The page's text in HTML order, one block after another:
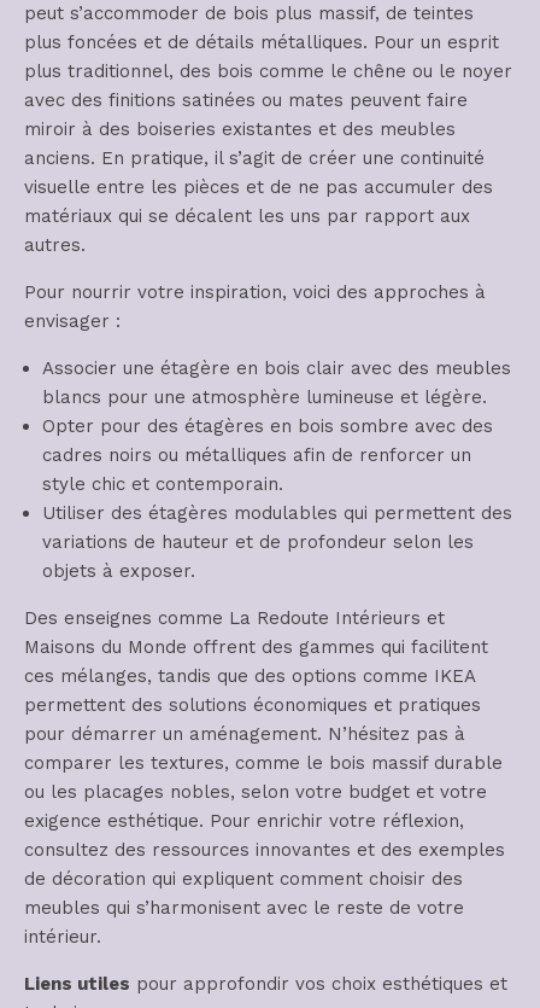
peut s’accommoder de bois plus massif, de teintes
plus foncées et de détails métalliques. Pour un esprit
plus traditionnel, des bois comme le chêne ou le noyer
avec des finitions satinées ou mates peuvent faire
miroir à des boiseries existantes et des meubles
anciens. En pratique, il s’agit de créer une continuité
visuelle entre les pièces et de ne pas accumuler des
matériaux qui se décalent les uns par rapport aux
autres.
Pour nourrir votre inspiration, voici des approches à
envisager :
Associer une étagère en bois clair avec des meubles
blancs pour une atmosphère lumineuse et légère.
Opter pour des étagères en bois sombre avec des
cadres noirs ou métalliques afin de renforcer un
style chic et contemporain.
Utiliser des étagères modulables qui permettent des
variations de hauteur et de profondeur selon les
objets à exposer.
Des enseignes comme La Redoute Intérieurs et
Maisons du Monde offrent des gammes qui facilitent
ces mélanges, tandis que des options comme IKEA
permettent des solutions économiques et pratiques
pour démarrer un aménagement. N’hésitez pas à
comparer les textures, comme le bois massif durable
ou les placages nobles, selon votre budget et votre
exigence esthétique. Pour enrichir votre réflexion,
consultez des ressources innovantes et des exemples
de décoration qui expliquent comment choisir des
meubles qui s’harmonisent avec le reste de votre
intérieur.
Liens utiles pour approfondir vos choix esthétiques et